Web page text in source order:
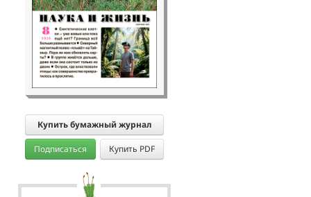
Купить бумажный журнал
Подписаться Купить PDF